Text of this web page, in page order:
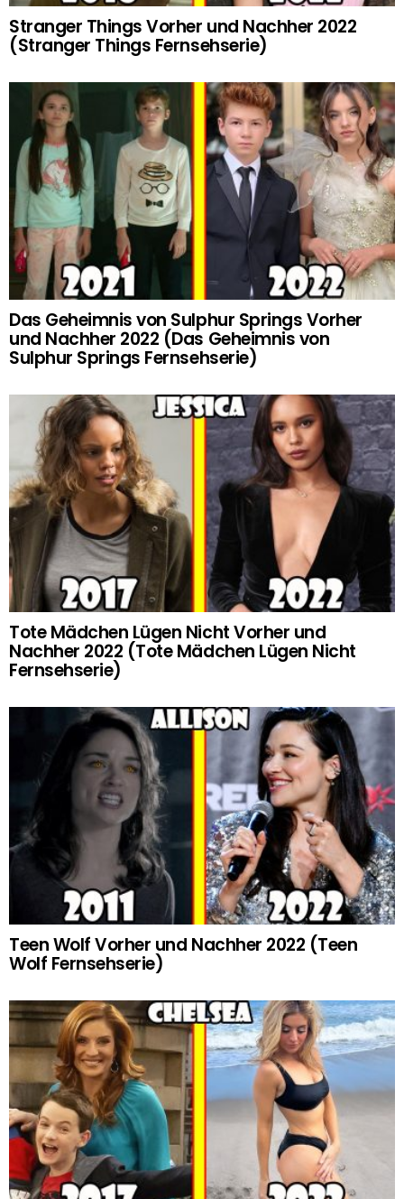
Stranger Things Vorher und Nachher 2022
(Stranger Things Fernsehserie)
Das Geheimnis von Sulphur Springs Vorher
und Nachher 2022 (Das Geheimnis von
Sulphur Springs Fernsehserie)
Tote Mädchen Lügen Nicht Vorher und
Nachher 2022 (Tote Mädchen Lügen Nicht
Fernsehserie)
Teen Wolf Vorher und Nachher 2022 (Teen
Wolf Fernsehserie)